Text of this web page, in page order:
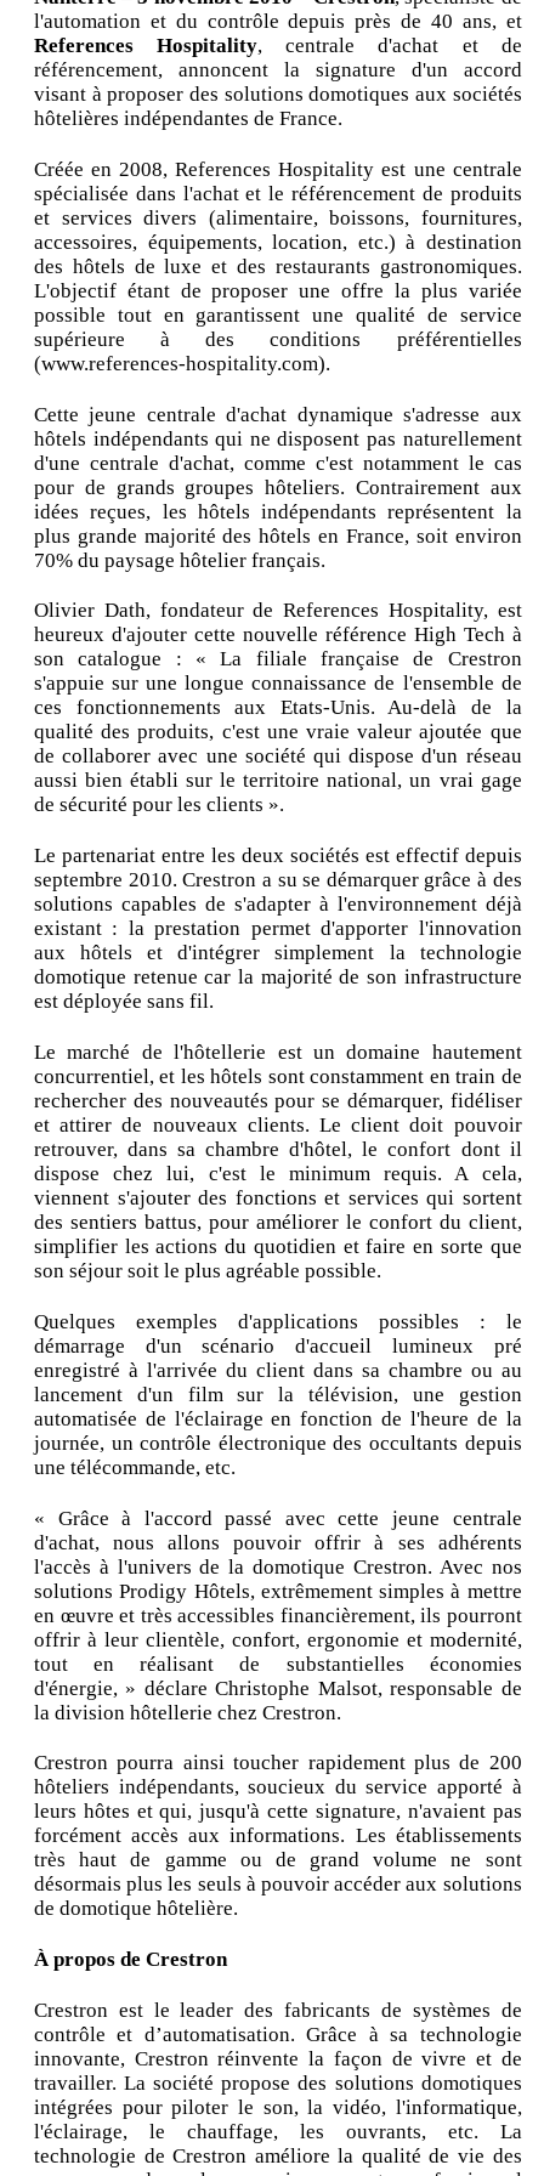
l'automation et du contrôle depuis près de 40 ans, et
References Hospitality, centrale d'achat et de
référencement, annoncent la signature d'un accord
visant à proposer des solutions domotiques aux sociétés
hôtelières indépendantes de France.
Créée en 2008, References Hospitality est une centrale
spécialisée dans l'achat et le référencement de produits
et services divers (alimentaire, boissons, fournitures,
accessoires, équipements, location, etc.) à destination
des hôtels de luxe et des restaurants gastronomiques.
L'objectif étant de proposer une offre la plus variée
possible tout en garantissent une qualité de service
supérieure à des conditions préférentielles
(www.references-hospitality.com).
Cette jeune centrale d'achat dynamique s'adresse aux
hôtels indépendants qui ne disposent pas naturellement
d'une centrale d'achat, comme c'est notamment le cas
pour de grands groupes hôteliers. Contrairement aux
idées reçues, les hôtels indépendants représentent la
plus grande majorité des hôtels en France, soit environ
70% du paysage hôtelier français.
Olivier Dath, fondateur de References Hospitality, est
heureux d'ajouter cette nouvelle référence High Tech à
son catalogue : « La filiale française de Crestron
s'appuie sur une longue connaissance de l'ensemble de
ces fonctionnements aux Etats-Unis. Au-delà de la
qualité des produits, c'est une vraie valeur ajoutée que
de collaborer avec une société qui dispose d'un réseau
aussi bien établi sur le territoire national, un vrai gage
de sécurité pour les clients ».
Le partenariat entre les deux sociétés est effectif depuis
septembre 2010. Crestron a su se démarquer grâce à des
solutions capables de s'adapter à l'environnement déjà
existant : la prestation permet d'apporter l'innovation
aux hôtels et d'intégrer simplement la technologie
domotique retenue car la majorité de son infrastructure
est déployée sans fil.
Le marché de l'hôtellerie est un domaine hautement
concurrentiel, et les hôtels sont constamment en train de
rechercher des nouveautés pour se démarquer, fidéliser
et attirer de nouveaux clients. Le client doit pouvoir
retrouver, dans sa chambre d'hôtel, le confort dont il
dispose chez lui, c'est le minimum requis. A cela,
viennent s'ajouter des fonctions et services qui sortent
des sentiers battus, pour améliorer le confort du client,
simplifier les actions du quotidien et faire en sorte que
son séjour soit le plus agréable possible.
Quelques exemples d'applications possibles : le
démarrage d'un scénario d'accueil lumineux pré
enregistré à l'arrivée du client dans sa chambre ou au
lancement d'un film sur la télévision, une gestion
automatisée de l'éclairage en fonction de l'heure de la
journée, un contrôle électronique des occultants depuis
une télécommande, etc.
« Grâce à l'accord passé avec cette jeune centrale
d'achat, nous allons pouvoir offrir à ses adhérents
l'accès à l'univers de la domotique Crestron. Avec nos
solutions Prodigy Hôtels, extrêmement simples à mettre
en œuvre et très accessibles financièrement, ils pourront
offrir à leur clientèle, confort, ergonomie et modernité,
tout en réalisant de substantielles économies
d'énergie, » déclare Christophe Malsot, responsable de
la division hôtellerie chez Crestron.
Crestron pourra ainsi toucher rapidement plus de 200
hôteliers indépendants, soucieux du service apporté à
leurs hôtes et qui, jusqu'à cette signature, n'avaient pas
forcément accès aux informations. Les établissements
très haut de gamme ou de grand volume ne sont
désormais plus les seuls à pouvoir accéder aux solutions
de domotique hôtelière.
À propos de Crestron
Crestron est le leader des fabricants de systèmes de
contrôle et d’automatisation. Grâce à sa technologie
innovante, Crestron réinvente la façon de vivre et de
travailler. La société propose des solutions domotiques
intégrées pour piloter le son, la vidéo, l'informatique,
l'éclairage, le chauffage, les ouvrants, etc. La
technologie de Crestron améliore la qualité de vie des